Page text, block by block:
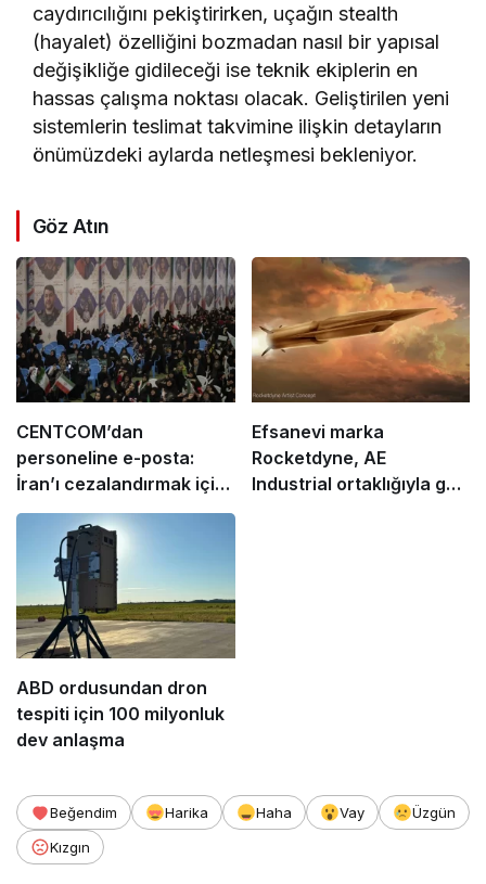
caydırıcılığını pekiştirirken, uçağın stealth
(hayalet) özelliğini bozmadan nasıl bir yapısal
değişikliğe gidileceği ise teknik ekiplerin en
hassas çalışma noktası olacak. Geliştirilen yeni
sistemlerin teslimat takvimine ilişkin detayların
önümüzdeki aylarda netleşmesi bekleniyor.
Göz Atın
CENTCOM’dan
personeline e-posta:
İran’ı cezalandırmak için
fikir arıyorlar!
Efsanevi marka
Rocketdyne, AE
Industrial ortaklığıyla geri
ABD ordusundan dron
tespiti için 100 milyonluk
dev anlaşma
Beğendim Harika Haha Vay
Üzgün
Kızgın